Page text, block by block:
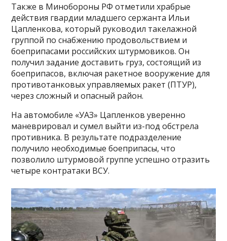
Также в Минобороны РФ отметили храбрые
действия гвардии младшего сержанта Ильи
Цапленкова, который руководил такелажной
группой по снабжению продовольствием и
боеприпасами российских штурмовиков. Он
получил задание доставить груз, состоящий из
боеприпасов, включая ракетное вооружение для
противотанковых управляемых ракет (ПТУР),
через сложный и опасный район.
На автомобиле «УАЗ» Цапленков уверенно
маневрировал и сумел выйти из-под обстрела
противника. В результате подразделение
получило необходимые боеприпасы, что
позволило штурмовой группе успешно отразить
четыре контратаки ВСУ.